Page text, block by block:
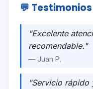
💬
"Excelente
recomendable."
— Juan P.
"Servicio rápido